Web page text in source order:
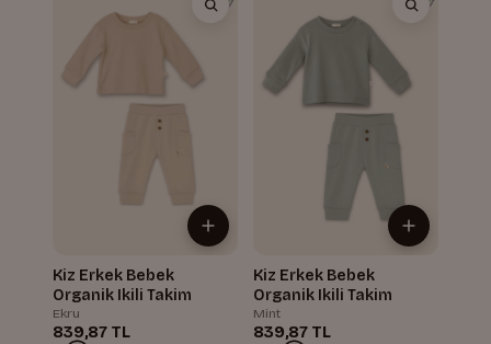
Kiz Erkek Bebek
Organik Ikili Takim
Ekru
839,87 TL
Kiz Erkek Bebek
Organik Ikili Takim
Mint
839,87 TL